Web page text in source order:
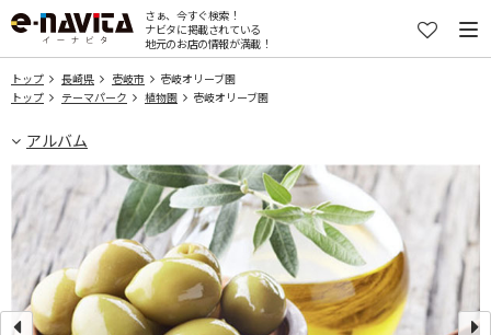
さぁ、今すぐ検索！
ナビタに掲載されている
地元のお店の情報が満載！
トップ 長崎県 壱岐市
壱岐オリーブ園
トップ
テーマパーク 植物園 壱岐オリーブ園
アルバム